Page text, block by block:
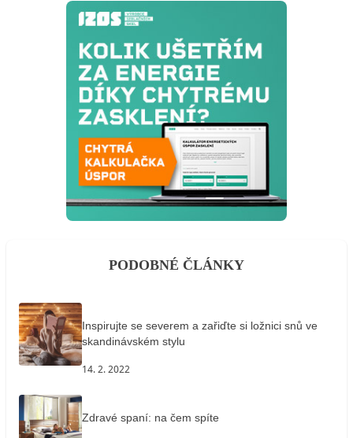
PODOBNÉ ČLÁNKY
Inspirujte se severem a zařiďte si ložnici snů ve
skandinávském stylu
14. 2. 2022
Zdravé spaní: na čem spíte